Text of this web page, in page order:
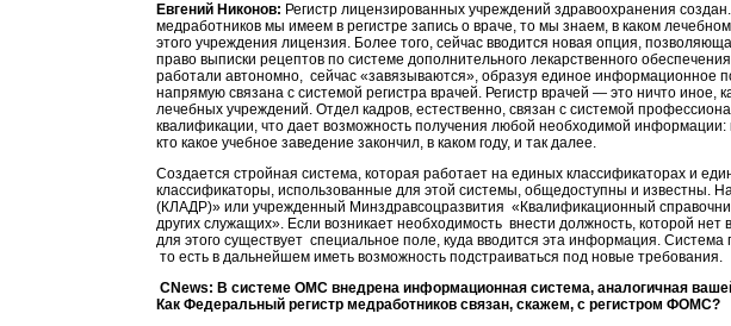
Евгений Никонов: Регистр лицензированных учреждений здравоохранения
медработников мы имеем в регистре запись о враче, то мы знаем, в каком
этого учреждения лицензия. Более того, сейчас вводится новая опция,
право выписки рецептов по системе дополнительного лекарственного
работали автономно, сейчас «завязываются», образуя единое информационное
напрямую связана с системой регистра врачей. Регистр врачей — это ничто иное,
лечебных учреждений. Отдел кадров, естественно, связан с системой
квалификации, что дает возможность получения любой необходимой
кто какое учебное заведение закончил, в каком году, и так далее.
Создается стройная система, которая работает на единых классификаторах и
классификаторы, использованные для этой системы, общедоступны и известны.
(КЛАДР)» или учрежденный Минздравсоцразвития «Квалификационный
других служащих». Если возникает необходимость внести должность, которой
для этого существует специальное поле, куда вводится эта информация.
то есть в дальнейшем иметь возможность подстраиваться под новые требования.
CNews: В системе ОМС внедрена информационная система, аналогичная
Как Федеральный регистр медработников связан, скажем, с регистром ФОМС?